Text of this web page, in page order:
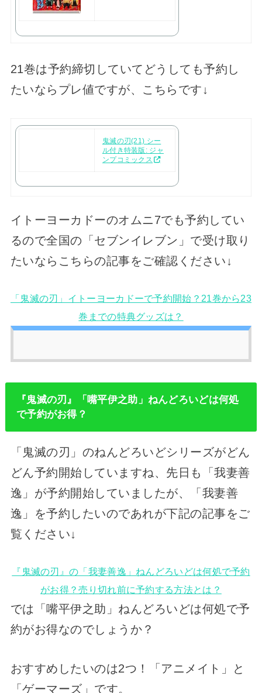
21巻は予約締切していてどうしても予約し
たいならプレ値ですが、こちらです↓
鬼滅の刃(21) シー
ル付き特装版: ジャ
ンプコミックス
イトーヨーカドーのオムニ7でも予約してい
るので全国の「セブンイレブン」で受け取り
たいならこちらの記事をご確認ください↓
「鬼滅の刃」イトーヨーカドーで予約開始？21巻から23
巻までの特典グッズは？
『鬼滅の刃』「嘴平伊之助」ねんどろいどは何処
で予約がお得？
「鬼滅の刃」のねんどろいどシリーズがどん
どん予約開始していますね、先日も「我妻善
逸」が予約開始していましたが、「我妻善
逸」を予約したいのであれが下記の記事をご
覧ください↓
『鬼滅の刃』の「我妻善逸」ねんどろいどは何処で予約
がお得？売り切れ前に予約する方法とは？
では「嘴平伊之助」ねんどろいどは何処で予
約がお得なのでしょうか？
おすすめしたいのは2つ！「アニメイト」と
「ゲーマーズ」です。